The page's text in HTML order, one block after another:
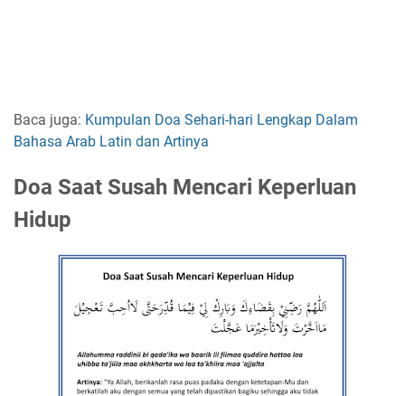
Baca juga: Kumpulan Doa Sehari-hari Lengkap Dalam
Bahasa Arab Latin dan Artinya
Doa Saat Susah Mencari Keperluan
Hidup